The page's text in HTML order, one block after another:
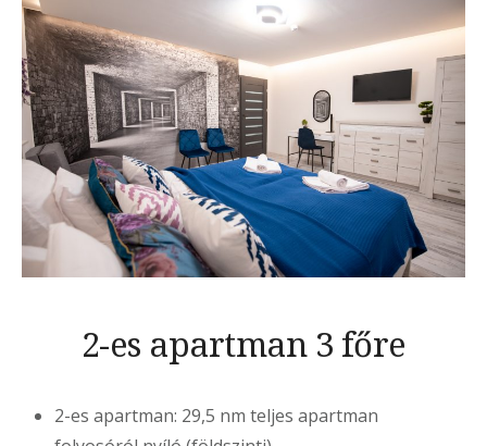
2-es apartman 3 főre
2-es apartman: 29,5 nm teljes apartman